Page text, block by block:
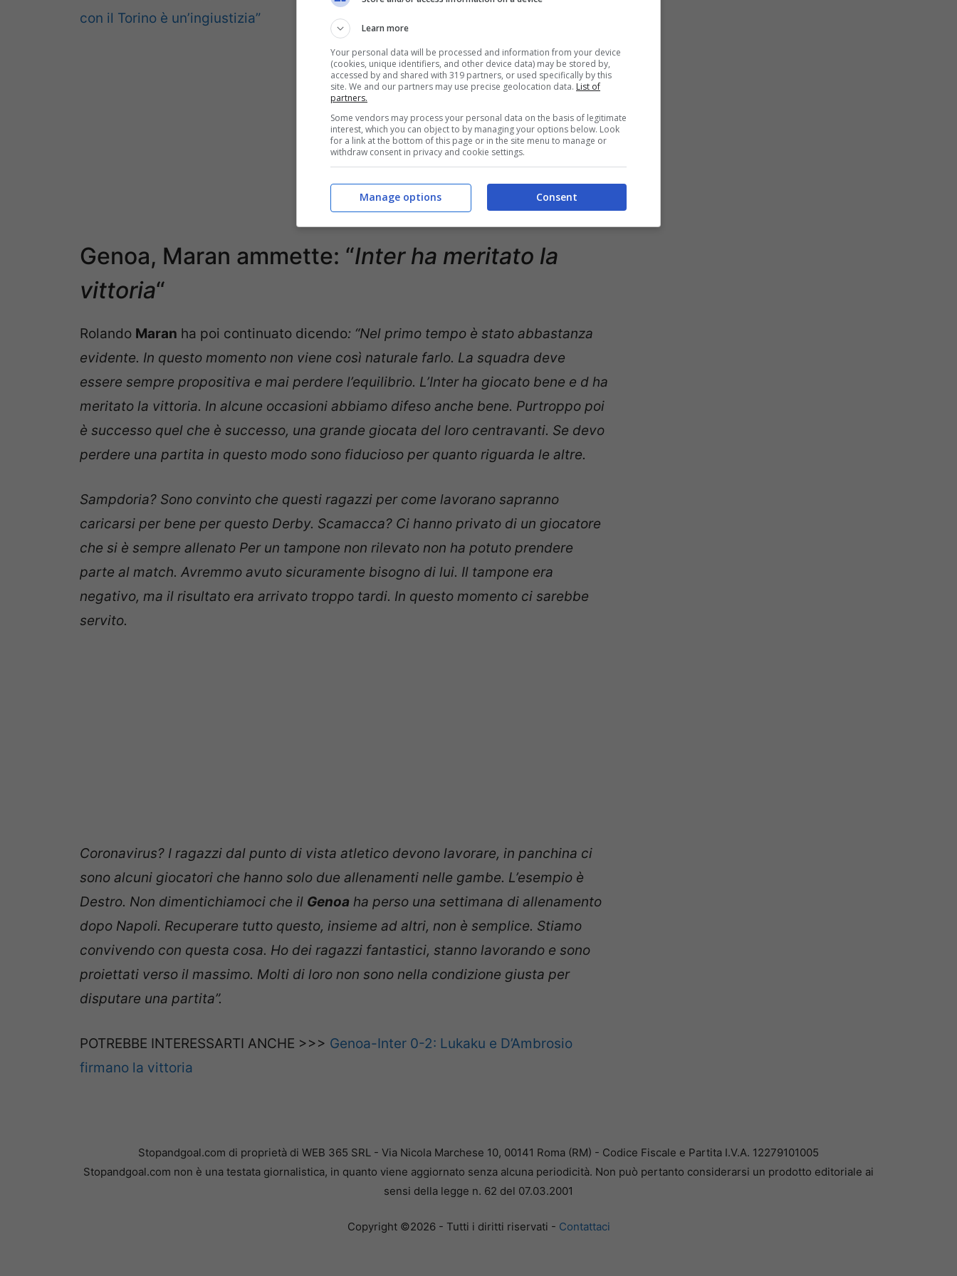
con il Torino è un’ingiustizia”
Genoa, Maran ammette: “Inter ha meritato la
vittoria“
Rolando Maran ha poi continuato dicendo: “Nel primo tempo è stato abbastanza
evidente. In questo momento non viene così naturale farlo. La squadra deve
essere sempre propositiva e mai perdere l’equilibrio. L’Inter ha giocato bene e d ha
meritato la vittoria. In alcune occasioni abbiamo difeso anche bene. Purtroppo poi
è successo quel che è successo, una grande giocata del loro centravanti. Se devo
perdere una partita in questo modo sono fiducioso per quanto riguarda le altre.
Sampdoria? Sono convinto che questi ragazzi per come lavorano sapranno
caricarsi per bene per questo Derby. Scamacca? Ci hanno privato di un giocatore
che si è sempre allenato Per un tampone non rilevato non ha potuto prendere
parte al match. Avremmo avuto sicuramente bisogno di lui. Il tampone era
negativo, ma il risultato era arrivato troppo tardi. In questo momento ci sarebbe
servito.
Coronavirus? I ragazzi dal punto di vista atletico devono lavorare, in panchina ci
sono alcuni giocatori che hanno solo due allenamenti nelle gambe. L’esempio è
Destro. Non dimentichiamoci che il Genoa ha perso una settimana di allenamento
dopo Napoli. Recuperare tutto questo, insieme ad altri, non è semplice. Stiamo
convivendo con questa cosa. Ho dei ragazzi fantastici, stanno lavorando e sono
proiettati verso il massimo. Molti di loro non sono nella condizione giusta per
disputare una partita”.
POTREBBE INTERESSARTI ANCHE >>> Genoa-Inter 0-2: Lukaku e D’Ambrosio
firmano la vittoria
Stopandgoal.com di proprietà di WEB 365 SRL - Via Nicola Marchese 10, 00141 Roma (RM) - Codice Fiscale e Partita I.V.A. 12279101005
Stopandgoal.com non è una testata giornalistica, in quanto viene aggiornato senza alcuna periodicità. Non può pertanto considerarsi un prodotto editoriale ai
sensi della legge n. 62 del 07.03.2001
Copyright ©2026 - Tutti i diritti riservati - Contattaci
Learn more
Your personal data will be processed and information from your device
(cookies, unique identifiers, and other device data) may be stored by,
accessed by and shared with 319 partners, or used specifically by this
site. We and our partners may use precise geolocation data. List of
partners.
Some vendors may process your personal data on the basis of legitimate
interest, which you can object to by managing your options below. Look
for a link at the bottom of this page or in the site menu to manage or
withdraw consent in privacy and cookie settings.
Consent
Manage options